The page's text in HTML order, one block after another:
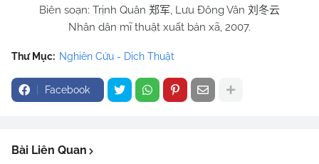
Biên soạn: Trịnh Quân 郑军, Lưu Đông Vân 刘冬云
Nhân dân mĩ thuật xuất bản xã, 2007.
Thư Mục: Nghiên Cứu - Dịch Thuật
Facebook
Bài Liên Quan